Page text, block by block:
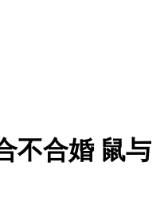
不合婚 鼠与